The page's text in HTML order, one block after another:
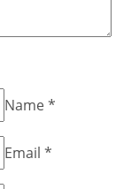
Name*
Email *